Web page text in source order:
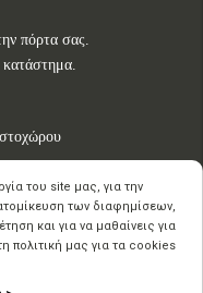
πόρτα σας.
του site μας, για την
των διαφημίσεων,
και για να μαθαίνεις για
πολιτική μας για τα cookies